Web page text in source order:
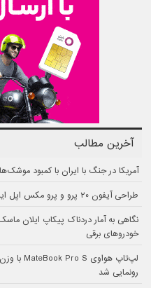
آخرین مطالب
آمریکا در جنگ با ایران با کمبود
طراحی آیفون ۲۰ پرو و پرو مکس اپل این‌شکلی می‌شود
نگاهی به آمار دردناک پیکاپ ایلان
خودروهای برقی
رونمایی شد